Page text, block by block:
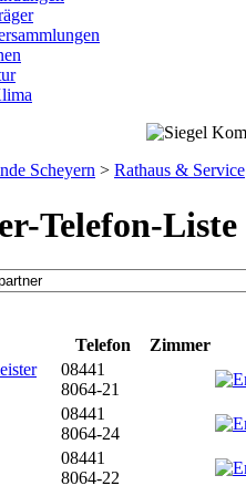
Scheyern > Rathaus & Service
Telefon-Liste
Telefon Zimmer
08441
8064-21
08441
8064-24
08441
8064-22